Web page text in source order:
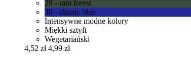
29 - rain forest
30 - classic blue
Intensywne modne kolory
Miękki sztyft
Wegetariański
4,52 zł 4,99 zł